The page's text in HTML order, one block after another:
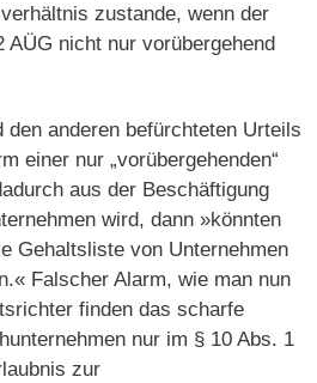
zustande, wenn der
nicht nur vorübergehend
anderen befürchteten Urteils
einer nur „vorübergehenden“
aus der Beschäftigung
wird, dann »könnten
Gehaltsliste von Unternehmen
Falscher Alarm, wie man nun
finden das scharfe
nur im § 10 Abs. 1
zur